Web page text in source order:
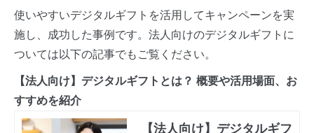
使いやすいデジタルギフトを活用してキャンペーンを実
施し、成功した事例です。法人向けのデジタルギフトに
ついては以下の記事でもご覧ください。
【法人向け】デジタルギフトとは？ 概要や活用場面、お
すすめを紹介
【法人向け】デジタルギフ